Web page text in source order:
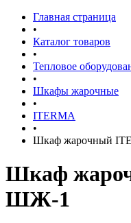
Главная страница
•
Каталог товаров
•
Тепловое
•
Шкафы жарочные
•
ITERMA
•
Шкаф жарочный
Шкаф
ШЖ-1